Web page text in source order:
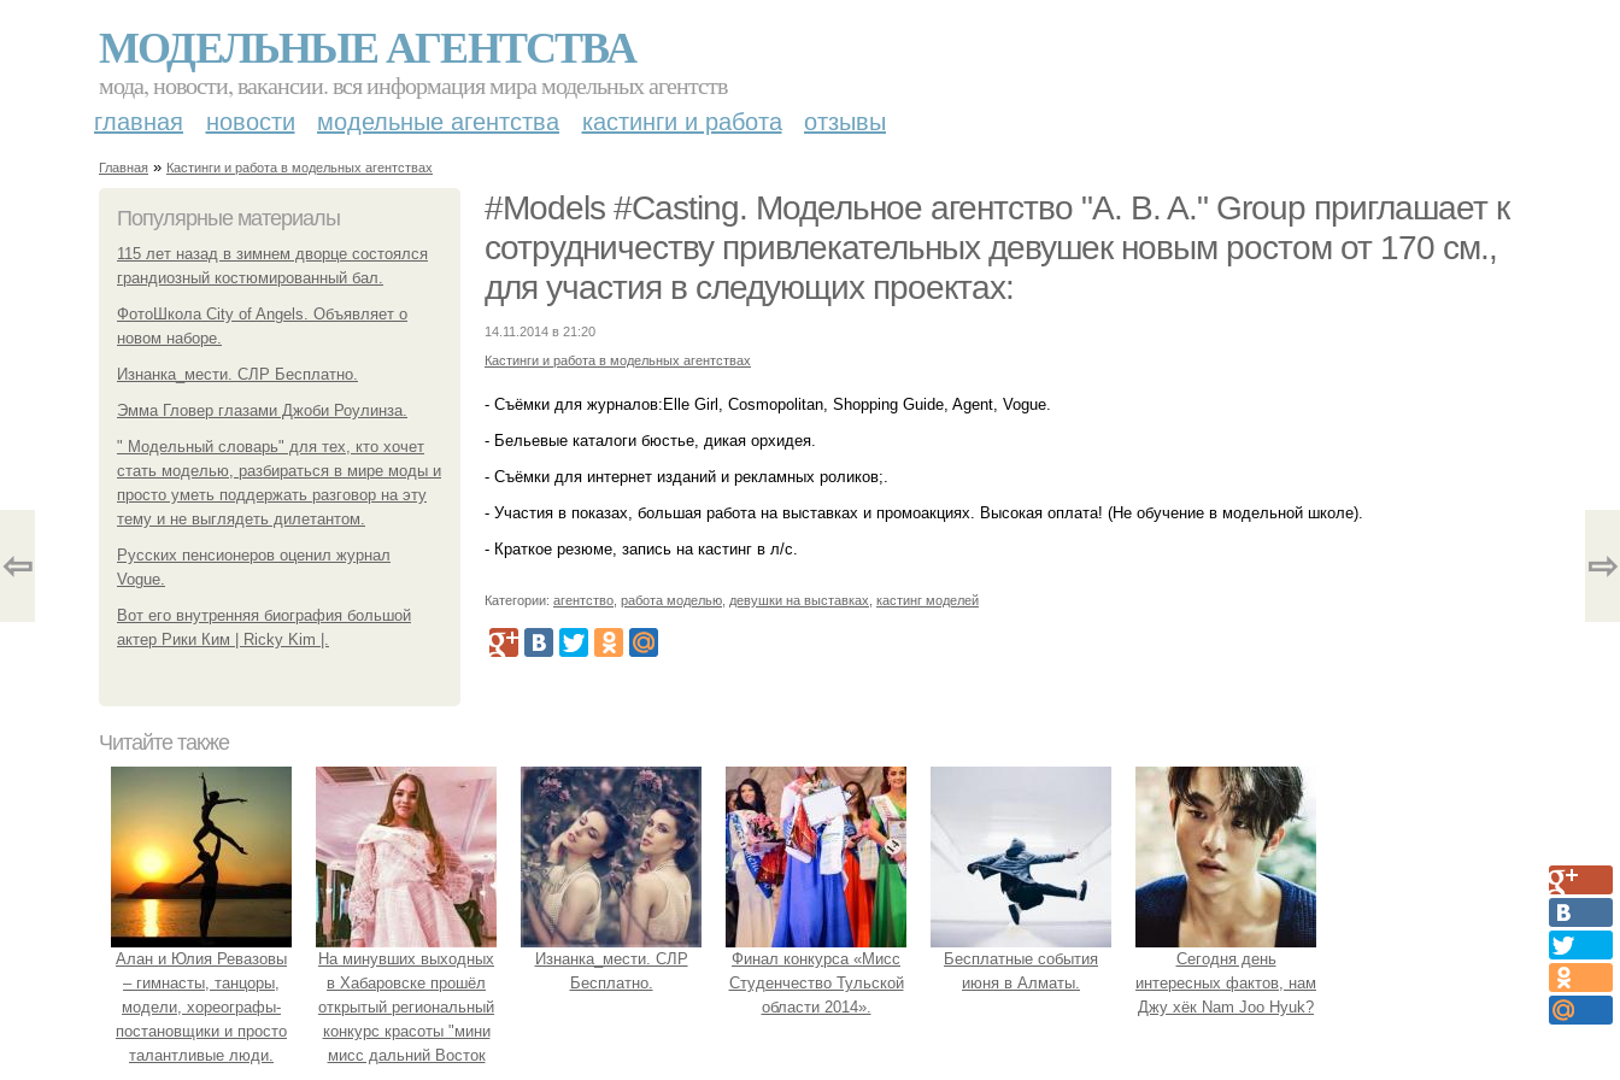
МОДЕЛЬНЫЕ АГЕНТСТВА
мода, новости, вакансии. вся информация мира модельных агентств
главная новости модельные агентства кастинги и работа отзывы
Главная » Кастинги и работа в модельных агентствах
Популярные материалы
115 лет назад в зимнем дворце состоялся
грандиозный костюмированный бал.
ФотоШкола City of Angels. Объявляет о
новом наборе.
Изнанка_мести. СЛР Бесплатно.
Эмма Гловер глазами Джоби Роулинза.
" Модельный словарь" для тех, кто хочет
стать моделью, разбираться в мире моды и
просто уметь поддержать разговор на эту
тему и не выглядеть дилетантом.
Русских пенсионеров оценил журнал
Vogue.
Вот его внутренняя биография большой
актер Рики Ким | Ricky Kim |.
#Models #Casting. Модельное агентство "A. B. A." Group приглашает к
сотрудничеству привлекательных девушек новым ростом от 170 см.,
для участия в следующих проектах:
14.11.2014 в 21:20
Кастинги и работа в модельных агентствах
- Съёмки для журналов:Elle Girl, Cosmopolitan, Shopping Guide, Agent, Vogue.
- Бельевые каталоги бюстье, дикая орхидея.
- Съёмки для интернет изданий и рекламных роликов;.
- Участия в показах, большая работа на выставках и промоакциях. Высокая оплата! (Не обучение в модельной школе).
- Краткое резюме, запись на кастинг в л/с.
Категории: агентство работа моделью девушки на выставках кастинг моделей
⇦ ⇨
Читайте также
Алан и Юлия Ревазовы
– гимнасты, танцоры,
модели, хореографы-
постановщики и просто
талантливые люди.
На минувших выходных
в Хабаровске прошёл
открытый региональный
конкурс красоты "мини
мисс дальний Восток
Изнанка_мести. СЛР
Бесплатно.
Финал конкурса «Мисс
Студенчество Тульской
области 2014».
Бесплатные события
июня в Алматы.
Сегодня день
интересных фактов, нам
Джу хёк Nam Joo Hyuk?